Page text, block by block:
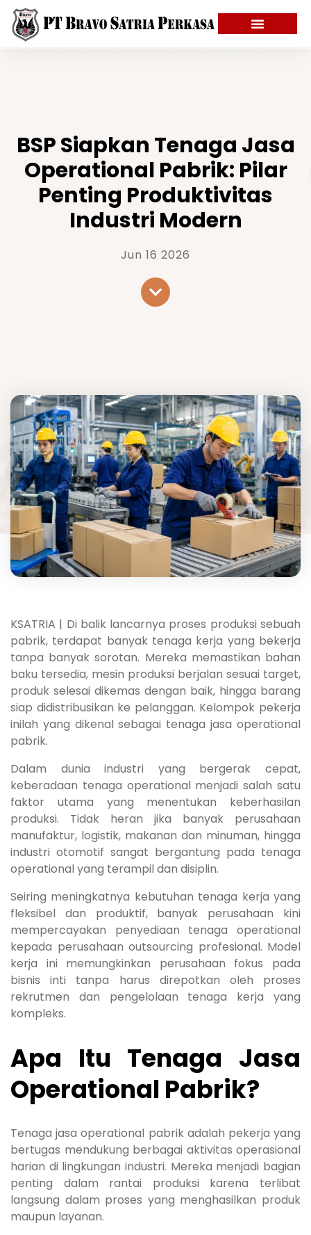
BSP Siapkan Tenaga Jasa
Operational Pabrik: Pilar
Penting Produktivitas
Industri Modern
Jun 16 2026
KSATRIA | Di balik lancarnya proses produksi sebuah
pabrik, terdapat banyak tenaga kerja yang bekerja
tanpa banyak sorotan. Mereka memastikan bahan
baku tersedia, mesin produksi berjalan sesuai target,
produk selesai dikemas dengan baik, hingga barang
siap didistribusikan ke pelanggan. Kelompok pekerja
inilah yang dikenal sebagai tenaga jasa operational
pabrik.
Dalam dunia industri yang bergerak cepat,
keberadaan tenaga operational menjadi salah satu
faktor utama yang menentukan keberhasilan
produksi. Tidak heran jika banyak perusahaan
manufaktur, logistik, makanan dan minuman, hingga
industri otomotif sangat bergantung pada tenaga
operational yang terampil dan disiplin.
Seiring meningkatnya kebutuhan tenaga kerja yang
fleksibel dan produktif, banyak perusahaan kini
mempercayakan penyediaan tenaga operational
kepada perusahaan outsourcing profesional. Model
kerja ini memungkinkan perusahaan fokus pada
bisnis inti tanpa harus direpotkan oleh proses
rekrutmen dan pengelolaan tenaga kerja yang
kompleks.
Apa Itu Tenaga Jasa
Operational Pabrik?
Tenaga jasa operational pabrik adalah pekerja yang
bertugas mendukung berbagai aktivitas operasional
harian di lingkungan industri. Mereka menjadi bagian
penting dalam rantai produksi karena terlibat
langsung dalam proses yang menghasilkan produk
maupun layanan.